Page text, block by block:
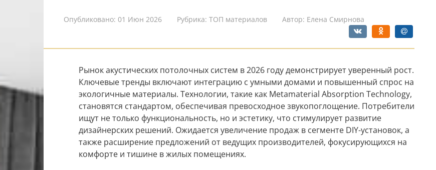
Опубликовано: 01 Июн 2026 Рубрика: ТОП материалов Автор: Елена Смирнова
Рынок акустических потолочных систем в 2026 году демонстрирует уверенный рост.
Ключевые тренды включают интеграцию с умными домами и повышенный спрос на
экологичные материалы. Технологии, такие как Metamaterial Absorption Technology,
становятся стандартом, обеспечивая превосходное звукопоглощение. Потребители
ищут не только функциональность, но и эстетику, что стимулирует развитие
дизайнерских решений. Ожидается увеличение продаж в сегменте DIY-установок, а
также расширение предложений от ведущих производителей, фокусирующихся на
комфорте и тишине в жилых помещениях.